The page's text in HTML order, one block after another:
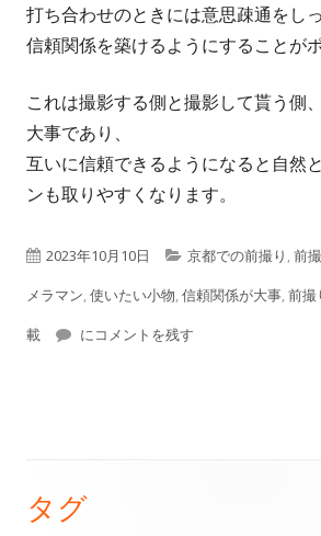
打ち合わせのときには意思疎通をし
信頼関係を築けるようにすることが
これは撮影する側と撮影して貰う側
大事であり、
互いに信頼できるようになると自然
ンも取りやすくなります。
公
開
日
2023年10月10日
カ
テ
ゴ
京都での前撮り ,前
メラマン,使いたい小物,信頼関係が大事,前撮
載
前撮り指示書にはどのようなことを記
にコメントを残す
メ
タグ